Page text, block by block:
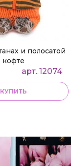
и полосатой
кофте
арт. 12074
КУПИТЬ